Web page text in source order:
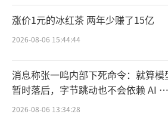
涨价1元的冰红茶 两年少赚了15亿
2026-08-06 15:44:44
消息称张一鸣内部下死命令：就算模
暂时落后，字节跳动也不会依赖 AI 蒸
馏技术
2026-08-06 13:34:28